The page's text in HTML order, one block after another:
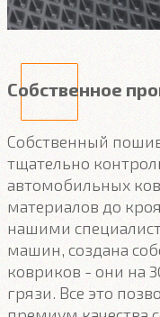
Собственное
Собственный
тщательно
автомобильных
материалов до
нашими
машин, создана
ковриков - они на
грязи. Все это